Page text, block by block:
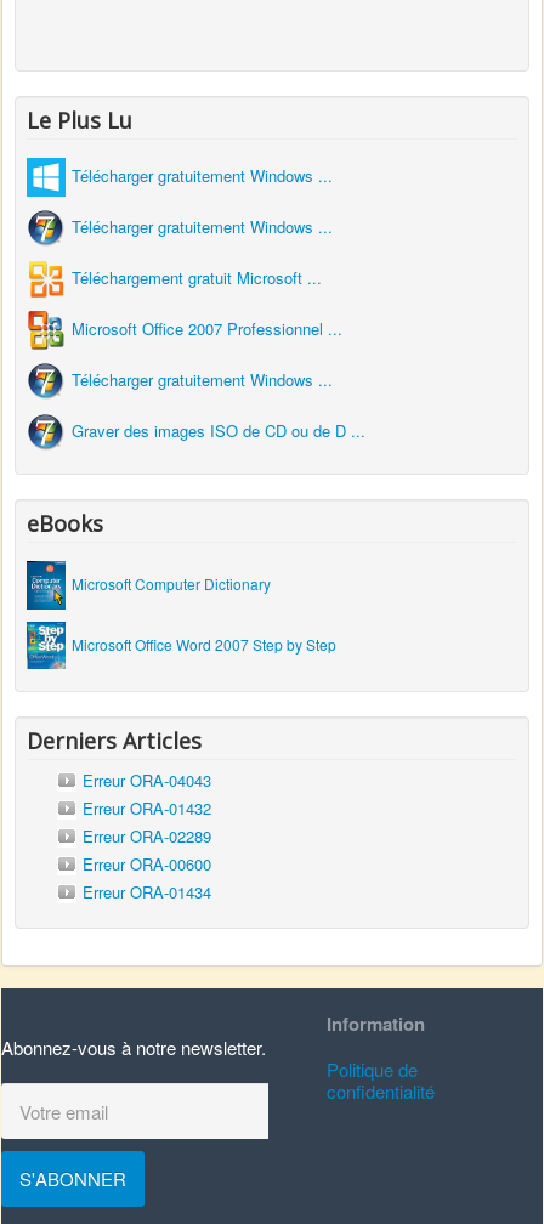
Le Plus Lu
Télécharger gratuitement Windows ...
Télécharger gratuitement Windows ...
Téléchargement gratuit Microsoft ...
Microsoft Office 2007 Professionnel ...
Télécharger gratuitement Windows ...
Graver des images ISO de CD ou de D ...
eBooks
Microsoft Computer Dictionary
Microsoft Office Word 2007 Step by Step
Derniers Articles
Erreur ORA-04043
Erreur ORA-01432
Erreur ORA-02289
Erreur ORA-00600
Erreur ORA-01434
Abonnez-vous à notre newsletter.
S'ABONNER
Information
Politique de
confidentialité